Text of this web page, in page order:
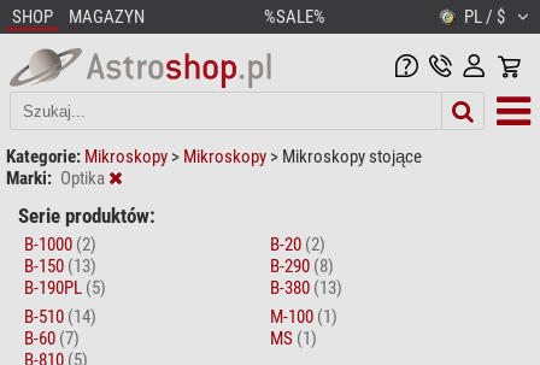
SHOP MAGAZYN %SALE% PL / $
Kategorie: Mikroskopy > Mikroskopy > Mikroskopy stojące
Marki: Optika
Serie produktów:
B-1000 (2)
B-150 (13)
B-190PL (5)
B-20 (2)
B-290 (8)
B-380 (13)
B-510 (14)
B-60 (7)
B-810 (5)
M-100 (1)
MS (1)